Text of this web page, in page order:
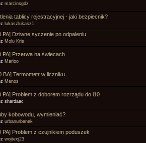
marcinsgdz
tablicy rejestracyjnej - jaki bezpiecnik?
lukaszlukasz1
PA] Dziwne syczenie po odpaleniu
Molu Kris
PA] Przerwa na świecach
Marioo
BA] Termometr w liczniku
Menos
PA] Problem z doborem rozrządu do i10
shardaac
kobowodu, wymieniać?
urbanurbanek
PA] Problem z czujnikiem poduszek
wojtexj23